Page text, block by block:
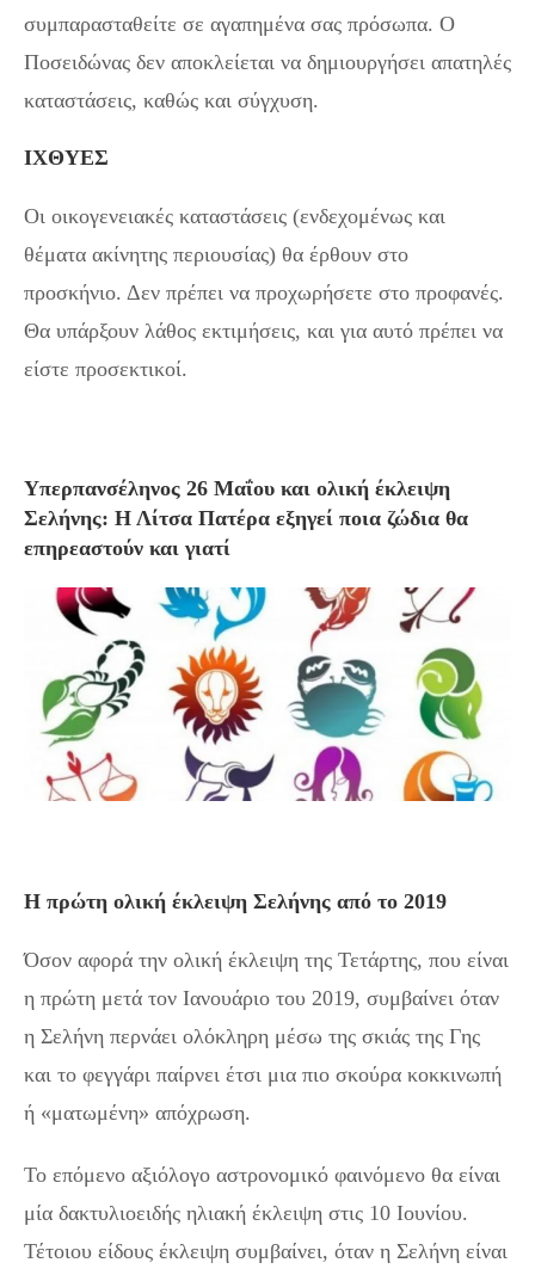
συμπαρασταθείτε σε αγαπημένα σας πρόσωπα. Ο
Ποσειδώνας δεν αποκλείεται να δημιουργήσει απατηλές
καταστάσεις, καθώς και σύγχυση.
ΙΧΘΥΕΣ
Οι οικογενειακές καταστάσεις (ενδεχομένως και
θέματα ακίνητης περιουσίας) θα έρθουν στο
προσκήνιο. Δεν πρέπει να προχωρήσετε στο προφανές.
Θα υπάρξουν λάθος εκτιμήσεις, και για αυτό πρέπει να
είστε προσεκτικοί.
Υπερπανσέληνος 26 Μαΐου και ολική έκλειψη
Σελήνης: Η Λίτσα Πατέρα εξηγεί ποια ζώδια θα
επηρεαστούν και γιατί
Η πρώτη ολική έκλειψη Σελήνης από το 2019
Όσον αφορά την ολική έκλειψη της Τετάρτης, που είναι
η πρώτη μετά τον Ιανουάριο του 2019, συμβαίνει όταν
η Σελήνη περνάει ολόκληρη μέσω της σκιάς της Γης
και το φεγγάρι παίρνει έτσι μια πιο σκούρα κοκκινωπή
ή «ματωμένη» απόχρωση.
Το επόμενο αξιόλογο αστρονομικό φαινόμενο θα είναι
μία δακτυλιοειδής ηλιακή έκλειψη στις 10 Ιουνίου.
Τέτοιου είδους έκλειψη συμβαίνει, όταν η Σελήνη είναι